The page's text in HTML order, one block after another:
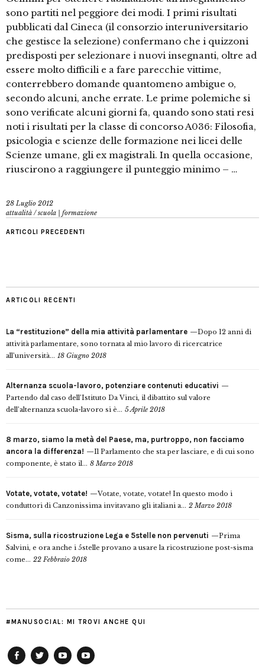
sono partiti nel peggiore dei modi. I primi risultati
pubblicati dal Cineca (il consorzio interuniversitario
che gestisce la selezione) confermano che i quizzoni
predisposti per selezionare i nuovi insegnanti, oltre ad
essere molto difficili e a fare parecchie vittime,
conterrebbero domande quantomeno ambigue o,
secondo alcuni, anche errate. Le prime polemiche si
sono verificate alcuni giorni fa, quando sono stati resi
noti i risultati per la classe di concorso A036: Filosofia,
psicologia e scienze delle formazione nei licei delle
Scienze umane, gli ex magistrali. In quella occasione,
riuscirono a raggiungere il punteggio minimo – …
28 Luglio 2012
attualità /scuola | formazione
ARTICOLI PRECEDENTI
ARTICOLI RECENTI
La “restituzione” della mia attività parlamentare
Dopo 12 anni di
attività parlamentare, sono tornata al mio lavoro di ricercatrice
all’università... 18 Giugno 2018
Alternanza scuola-lavoro, potenziare contenuti educativi
Partendo dal caso dell’Istituto Da Vinci, il dibattito sul valore
dell’alternanza scuola-lavoro si è... 5 Aprile 2018
8 marzo, siamo la metà del Paese, ma, purtroppo, non facciamo
ancora la differenza!
Il Parlamento che sta per lasciare, e di cui sono
componente, è stato il... 8 Marzo 2018
Votate, votate, votate!
Votate, votate, votate! In questo modo i
conduttori di Canzonissima invitavano gli italiani a... 2 Marzo 2018
Sisma, sulla ricostruzione Lega e 5stelle non pervenuti
Prima
Salvini, e ora anche i 5stelle provano a usare la ricostruzione post-sisma
come... 22 Febbraio 2018
#MANUSOCIAL: MI TROVI ANCHE QUI